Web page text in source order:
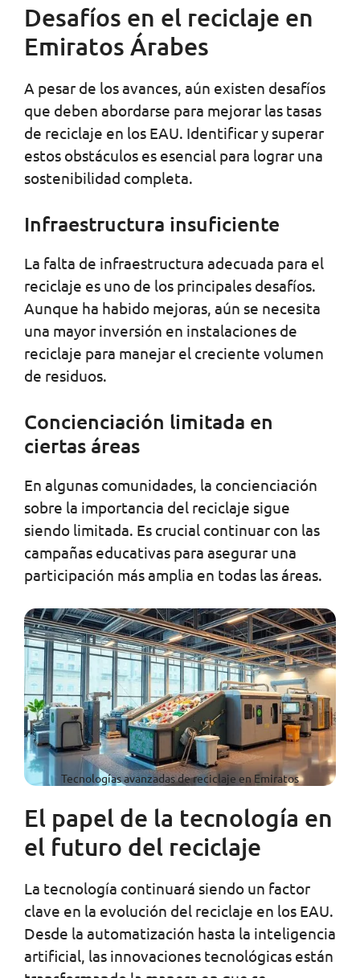
Desafíos en el reciclaje en
Emiratos Árabes
A pesar de los avances, aún existen desafíos
que deben abordarse para mejorar las tasas
de reciclaje en los EAU. Identificar y superar
estos obstáculos es esencial para lograr una
sostenibilidad completa.
Infraestructura insuficiente
La falta de infraestructura adecuada para el
reciclaje es uno de los principales desafíos.
Aunque ha habido mejoras, aún se necesita
una mayor inversión en instalaciones de
reciclaje para manejar el creciente volumen
de residuos.
Concienciación limitada en
ciertas áreas
En algunas comunidades, la concienciación
sobre la importancia del reciclaje sigue
siendo limitada. Es crucial continuar con las
campañas educativas para asegurar una
participación más amplia en todas las áreas.
Tecnologías avanzadas de reciclaje en Emiratos
El papel de la tecnología en
el futuro del reciclaje
La tecnología continuará siendo un factor
clave en la evolución del reciclaje en los EAU.
Desde la automatización hasta la inteligencia
artificial, las innovaciones tecnológicas están